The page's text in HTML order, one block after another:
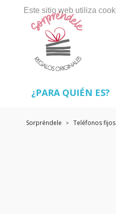
Este sitio web utiliza
¿PARA QUIÉN ES?
Sorpréndele Teléfonos